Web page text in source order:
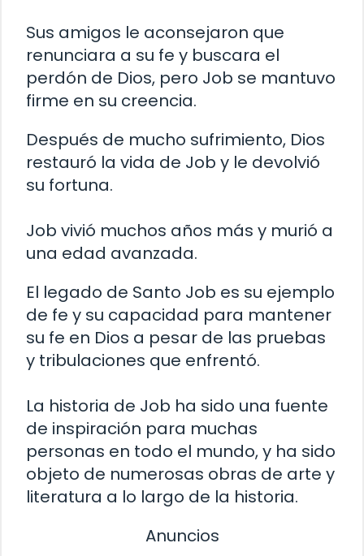
Sus amigos le aconsejaron que
renunciara a su fe y buscara el
perdón de Dios, pero Job se mantuvo
firme en su creencia.
Después de mucho sufrimiento, Dios
restauró la vida de Job y le devolvió
su fortuna.
Job vivió muchos años más y murió a
una edad avanzada.
El legado de Santo Job es su ejemplo
de fe y su capacidad para mantener
su fe en Dios a pesar de las pruebas
y tribulaciones que enfrentó.
La historia de Job ha sido una fuente
de inspiración para muchas
personas en todo el mundo, y ha sido
objeto de numerosas obras de arte y
literatura a lo largo de la historia.
Anuncios